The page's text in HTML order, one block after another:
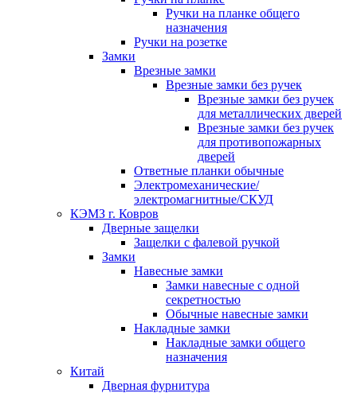
Ручки на планке общего
назначения
Ручки на розетке
Замки
Врезные замки
Врезные замки без ручек
Врезные замки без ручек
для металлических дверей
Врезные замки без ручек
для противопожарных
дверей
Ответные планки обычные
Электромеханические/
электромагнитные/СКУД
КЭМЗ г. Ковров
Дверные защелки
Защелки с фалевой ручкой
Замки
Навесные замки
Замки навесные с одной
секретностью
Обычные навесные замки
Накладные замки
Накладные замки общего
назначения
Китай
Дверная фурнитура